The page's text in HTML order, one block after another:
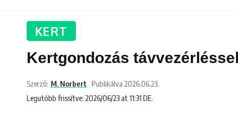
KERT
Kertgondozás
Legutóbb frissítve: 2026/06/23 at 11:31 DE.
Szerző: M. Norbert Publikálva 2026.06.23.